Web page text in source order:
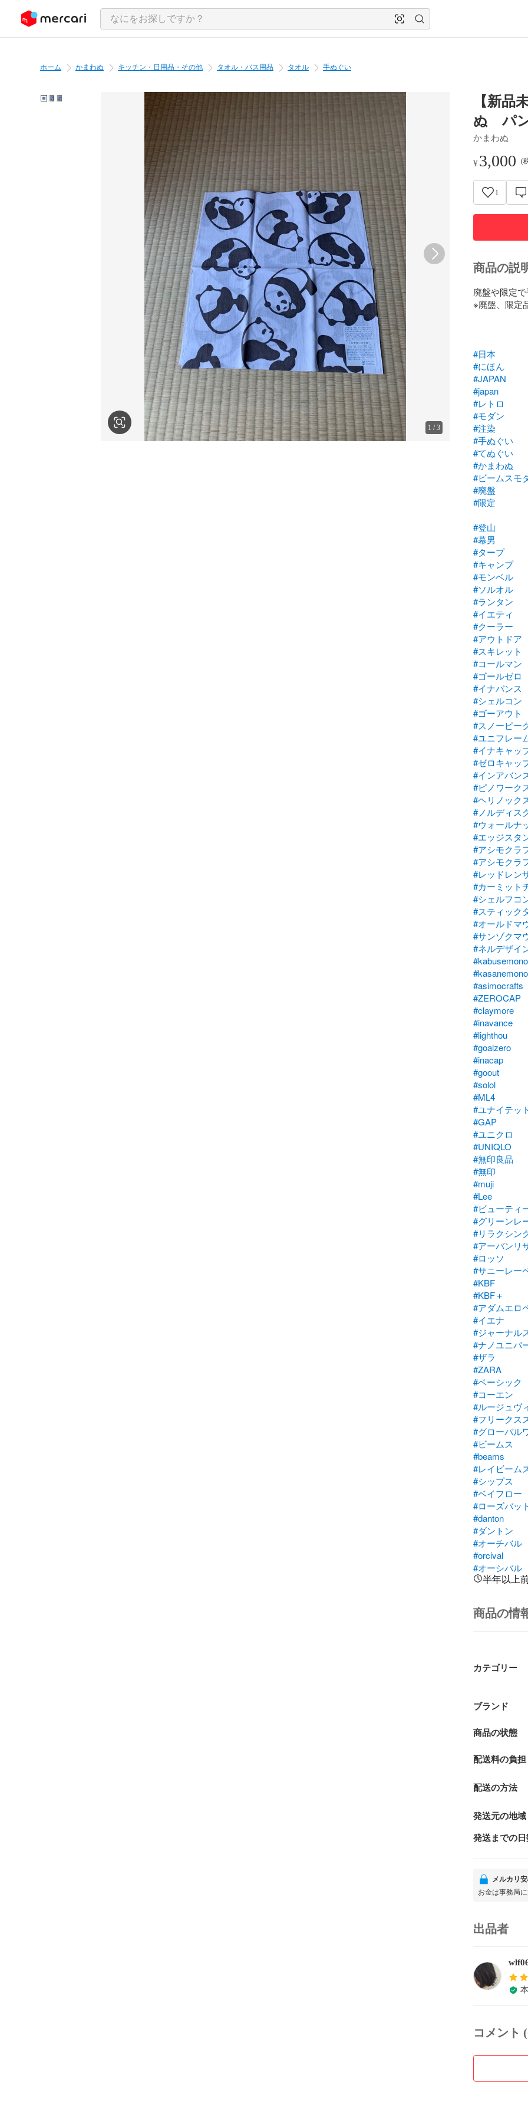
ツにスキップ
ホーム かまわぬ キッチン・日用品・その他 タオル・バス用品 タオル 手ぬぐい
1 /3
【新
ぬ パ
かまわぬ
¥ 3,000 (
1
商品の説
廃盤や限定
※廃盤、限定
#日本
#にほん
#JAPAN
#japan
#レトロ
#モダン
#注染
#手ぬぐい
#てぬぐい
#かまわぬ
#ビームスモ
#廃盤
#限定
#登山
#幕男
#タープ
#キャンプ
#モンベル
#ソルオル
#ランタン
#イエティ
#クーラー
#アウトドア
#スキレット
#コールマン
#ゴールゼロ
#イナバンス
#シェルコン
#ゴーアウト
#スノーピー
#ユニフレー
#イナキャッ
#ゼロキャッ
#インアバン
#ピノワーク
#ヘリノック
#ノルディス
#ウォールナ
#エッジスタ
#アシモクラ
#アシモクラ
#レッドレン
#カーミット
#シェルフコ
#スティック
#オールドマ
#サンゾクマ
#ネルデザイ
#kabusemono
#kasanemono
#asimocrafts
#ZEROCAP
#claymore
#inavance
#lighthou
#goalzero
#inacap
#goout
#solol
#ML4
#ユナイテッ
#GAP
#ユニクロ
#UNIQLO
#無印良品
#無印
#muji
#Lee
#ビューティ
#グリーンレ
#リラクシン
#アーバンリ
#ロッソ
#サニーレー
#KBF
#KBF＋
#アダムエロ
#イエナ
#ジャーナル
#ナノユニバ
#ザラ
#ZARA
#ベーシック
#コーエン
#ルージュヴ
#フリークス
#グローバル
#ビームス
#beams
#レイビーム
#シップス
#ベイフロー
#ローズバッ
#danton
#ダントン
#オーチバル
#orcival
#オーシバル
半年以上
商品の情
カテゴリー
ブランド
商品の状態
配送料の負担
配送の方法
発送元の地域
発送までの日
メルカリ
お金は事務局
出品者
コメント